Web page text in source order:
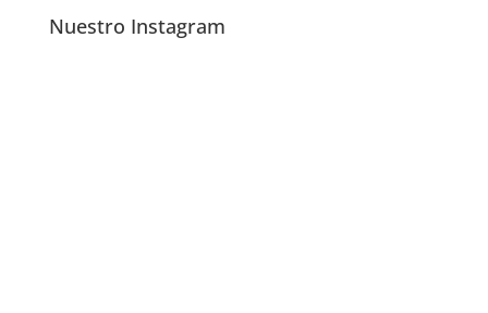
Nuestro Instagram